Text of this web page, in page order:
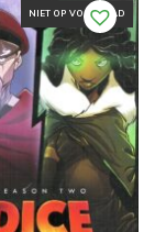
NIET OP VOORRAAD